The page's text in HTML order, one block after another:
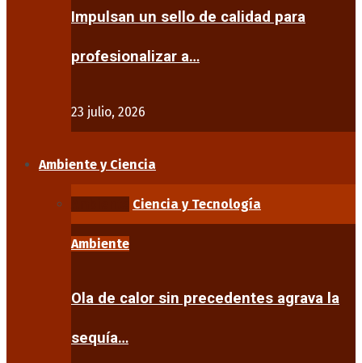
Impulsan un sello de calidad para
profesionalizar a…
23 julio, 2026
Ambiente y Ciencia
Ciencia y Tecnología
Ambiente
Ola de calor sin precedentes agrava la
sequía…